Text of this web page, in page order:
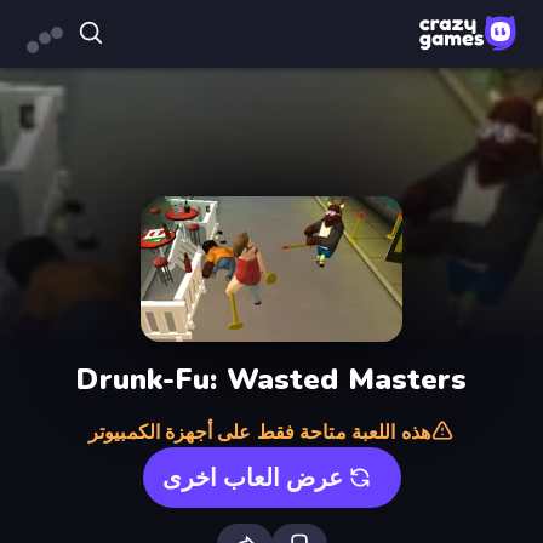
Drunk-Fu: Wasted Masters
هذه اللعبة متاحة فقط على أجهزة الكمبيوتر
عرض العاب اخرى